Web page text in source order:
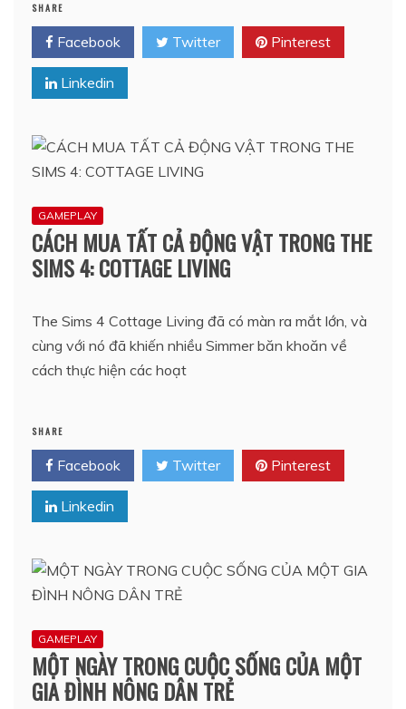
SHARE
Facebook Twitter Pinterest
Linkedin
GAMEPLAY
CÁCH MUA TẤT CẢ ĐỘNG VẬT TRONG THE
SIMS 4: COTTAGE LIVING
The Sims 4 Cottage Living đã có màn ra mắt lớn, và
cùng với nó đã khiến nhiều Simmer băn khoăn về
cách thực hiện các hoạt
SHARE
Facebook Twitter Pinterest
Linkedin
GAMEPLAY
MỘT NGÀY TRONG CUỘC SỐNG CỦA MỘT
GIA ĐÌNH NÔNG DÂN TRẺ